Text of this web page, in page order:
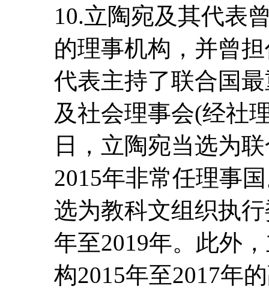
10.立陶宛及其代表
的理事机构，并曾
代表主持了联合国
及社会理事会(经社
日，立陶宛当选为
2015年非常任理事
选为教科文组织执
年至2019年。此外
构2015年至2017年